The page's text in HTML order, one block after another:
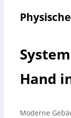
Hand
Moderne